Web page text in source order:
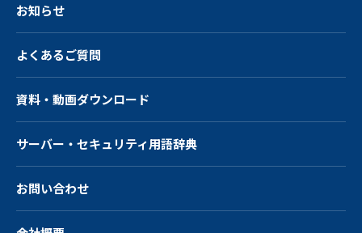
お知らせ
よくあるご質問
資料・動画ダウンロード
サーバー・ セキュリティ用語辞典
お問い合わせ